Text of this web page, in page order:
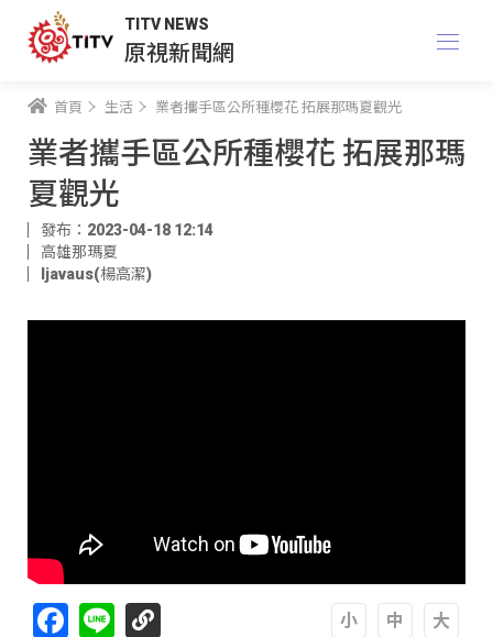
TITV NEWS
原視新聞網
首頁 生活 業者攜手區公所種櫻花 拓展那瑪夏觀光
業者攜手區公所種櫻花 拓展那瑪
夏觀光
發布：2023-04-18 12:14
高雄那瑪夏
ljavaus(楊高潔)
Facebook
Line